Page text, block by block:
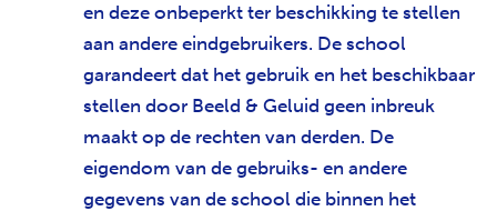
en deze onbeperkt ter beschikking te stellen
aan andere eindgebruikers. De school
garandeert dat het gebruik en het beschikbaar
stellen door Beeld & Geluid geen inbreuk
maakt op de rechten van derden. De
eigendom van de gebruiks- en andere
gegevens van de school die binnen het